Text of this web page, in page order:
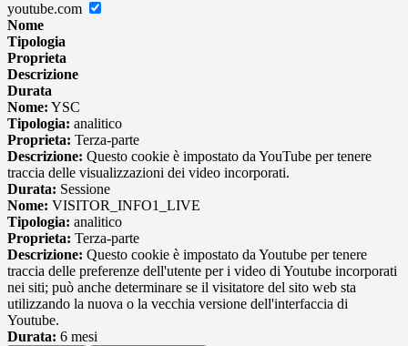
youtube.com
Nome
Tipologia
Proprieta
Descrizione
Durata
Nome: YSC
Tipologia: analitico
Proprieta: Terza-parte
Descrizione: Questo cookie è impostato da YouTube per tenere
traccia delle visualizzazioni dei video incorporati.
Durata: Sessione
Nome: VISITOR_INFO1_LIVE
Tipologia: analitico
Proprieta: Terza-parte
Descrizione: Questo cookie è impostato da Youtube per tenere
traccia delle preferenze dell'utente per i video di Youtube incorporati
nei siti; può anche determinare se il visitatore del sito web sta
utilizzando la nuova o la vecchia versione dell'interfaccia di
Youtube.
Durata: 6 mesi